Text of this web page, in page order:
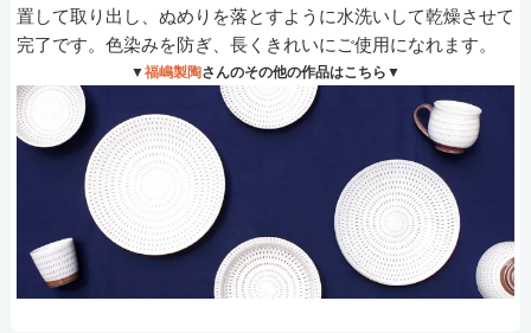
置して取り出し、ぬめりを落とすように水洗いして乾燥させて
完了です。色染みを防ぎ、長くきれいにご使用になれます。
▼福嶋製陶さんのその他の作品はこちら▼